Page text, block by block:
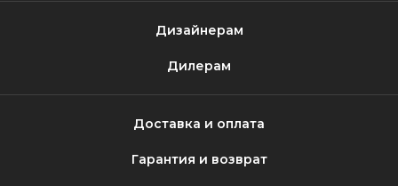
Дизайнерам
Дилерам
Доставка и оплата
Гарантия и возврат